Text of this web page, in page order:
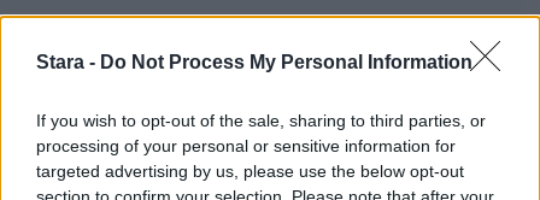
Stara - Do Not Process My Personal Information
If you wish to opt-out of the sale, sharing to third parties, or
processing of your personal or sensitive information for
targeted advertising by us, please use the below opt-out